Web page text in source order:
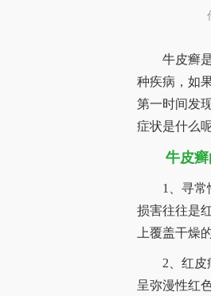
牛皮癣是
种疾病，如
第一时间发
症状是什么
牛皮癣的
1、寻常性
损害往往是
上覆盖干燥
2、红皮病
呈弥漫性红